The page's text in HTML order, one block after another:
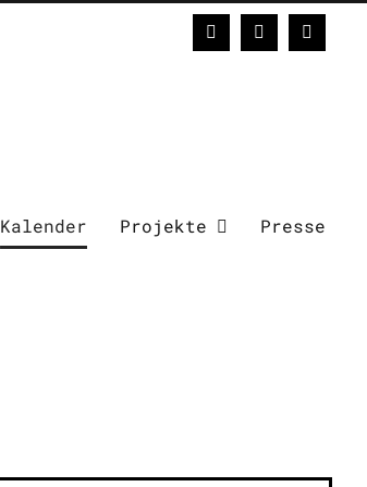
FacebookInstagram
E-
Mail
Kalender Projekte Presse